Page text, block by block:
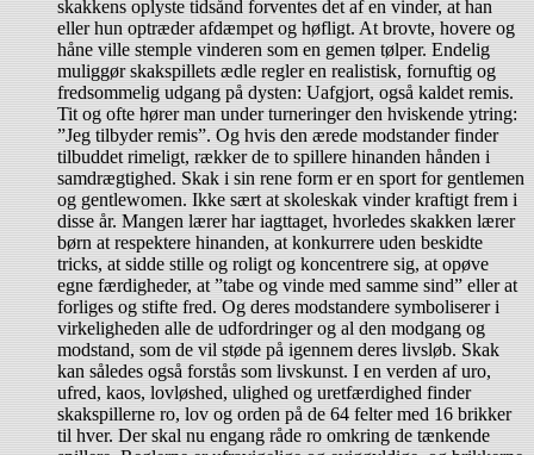
skakkens oplyste tidsånd forventes det af en vinder, at han
eller hun optræder afdæmpet og høfligt. At brovte, hovere og
håne ville stemple vinderen som en gemen tølper. Endelig
muliggør skakspillets ædle regler en realistisk, fornuftig og
fredsommelig udgang på dysten: Uafgjort, også kaldet remis.
Tit og ofte hører man under turneringer den hviskende ytring:
”Jeg tilbyder remis”. Og hvis den ærede modstander finder
tilbuddet rimeligt, rækker de to spillere hinanden hånden i
samdrægtighed. Skak i sin rene form er en sport for gentlemen
og gentlewomen. Ikke sært at skoleskak vinder kraftigt frem i
disse år. Mangen lærer har iagttaget, hvorledes skakken lærer
børn at respektere hinanden, at konkurrere uden beskidte
tricks, at sidde stille og roligt og koncentrere sig, at opøve
egne færdigheder, at ”tabe og vinde med samme sind” eller at
forliges og stifte fred. Og deres modstandere symboliserer i
virkeligheden alle de udfordringer og al den modgang og
modstand, som de vil støde på igennem deres livsløb. Skak
kan således også forstås som livskunst. I en verden af uro,
ufred, kaos, lovløshed, ulighed og uretfærdighed finder
skakspillerne ro, lov og orden på de 64 felter med 16 brikker
til hver. Der skal nu engang råde ro omkring de tænkende